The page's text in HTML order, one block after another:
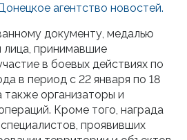
агентство новостей.
документу, медалью
лица, принимавшие
в боевых действиях по
в период с 22 января по 18
также организаторы и
Кроме того, награда
проявивших